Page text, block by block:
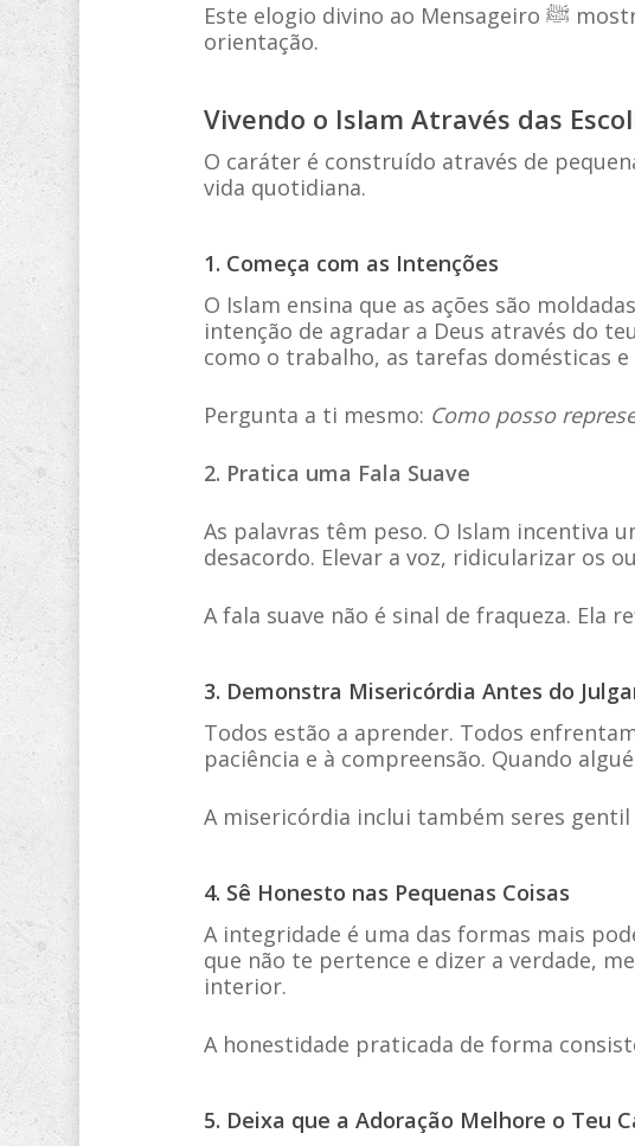
Este elogio divino ao Mensageiro ﷺ mostra que o nobre caráter é uma característica essencial da verdadeira
orientação.
Vivendo o Islam Através das
O caráter é construído através de
vida quotidiana.
1. Começa com as Intenções
O Islam ensina que as ações são
intenção de agradar a Deus através do
como o trabalho, as tarefas domésticas
Pergunta a ti mesmo: Como posso
2. Pratica uma Fala Suave
As palavras têm peso. O Islam incentiva
desacordo. Elevar a voz, ridicularizar os
A fala suave não é sinal de fraqueza. Ela
3. Demonstra Misericórdia Antes do
Todos estão a aprender. Todos
paciência e à compreensão. Quando
A misericórdia inclui também seres
4. Sê Honesto nas Pequenas Coisas
A integridade é uma das formas mais
que não te pertence e dizer a verdade,
interior.
A honestidade praticada de forma
5. Deixa que a Adoração Melhore o Teu